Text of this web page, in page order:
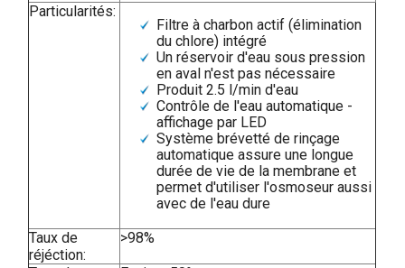
Particularités:
Filtre à charbon actif (élimination
du chlore) intégré
Un réservoir d'eau sous pression
en aval n'est pas nécessaire
Produit 2.5 l/min d'eau
Contrôle de l'eau automatique -
affichage par LED
Système brévetté de rinçage
automatique assure une longue
durée de vie de la membrane et
permet d'utiliser l'osmoseur aussi
avec de l'eau dure
Taux de
réjéction:
>98%